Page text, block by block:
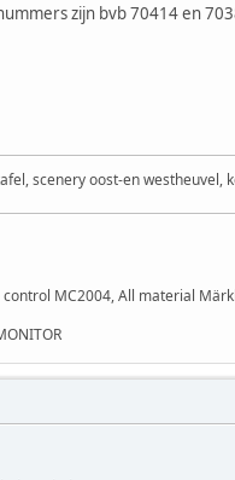
zijn bvb 70414 en
scenery oost-en westheuvel,
MC2004, All material